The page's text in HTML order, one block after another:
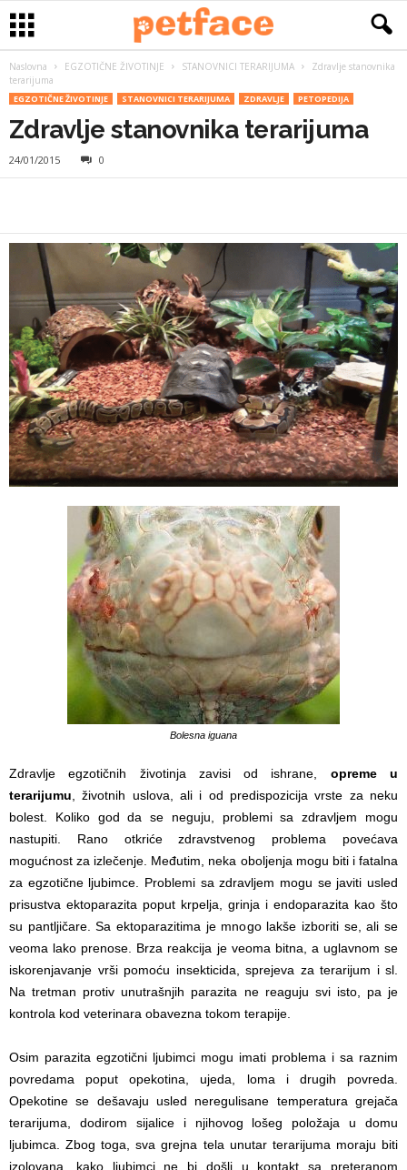
Naslovna EGZOTIČNE ŽIVOTINJE STANOVNICI TERARIJUMA
Zdravlje stanovnika
terarijuma
EGZOTIČNE ŽIVOTINJE STANOVNICI TERARIJUMA ZDRAVLJE PETOPEDIJA
Zdravlje stanovnika terarijuma
24/01/2015 0
Bolesna iguana
Zdravlje egzotičnih životinja zavisi od ishrane, opreme u
terarijumu , životnih uslova, ali i od predispozicija vrste za neku
bolest. Koliko god da se neguju, problemi sa zdravljem mogu
nastupiti. Rano otkriće zdravstvenog problema povećava
mogućnost za izlečenje. Međutim, neka oboljenja mogu biti i fatalna
za egzotične ljubimce. Problemi sa zdravljem mogu se javiti usled
prisustva ektoparazita poput krpelja, grinja i endoparazita kao što
su pantljičare. Sa ektoparazitima je mnogo lakše izboriti se, ali se
veoma lako prenose. Brza reakcija je veoma bitna, a uglavnom se
iskorenjavanje vrši pomoću insekticida, sprejeva za terarijum i sl.
Na tretman protiv unutrašnjih parazita ne reaguju svi isto, pa je
kontrola kod veterinara obavezna tokom terapije.
Osim parazita egzotični ljubimci mogu imati problema i sa raznim
povredama poput opekotina, ujeda, loma i drugih povreda.
Opekotine se dešavaju usled neregulisane temperatura grejača
terarijuma, dodirom sijalice i njihovog lošeg položaja u domu
ljubimca. Zbog toga, sva grejna tela unutar terarijuma moraju biti
izolovana, kako ljubimci ne bi došli u kontakt sa preteranom